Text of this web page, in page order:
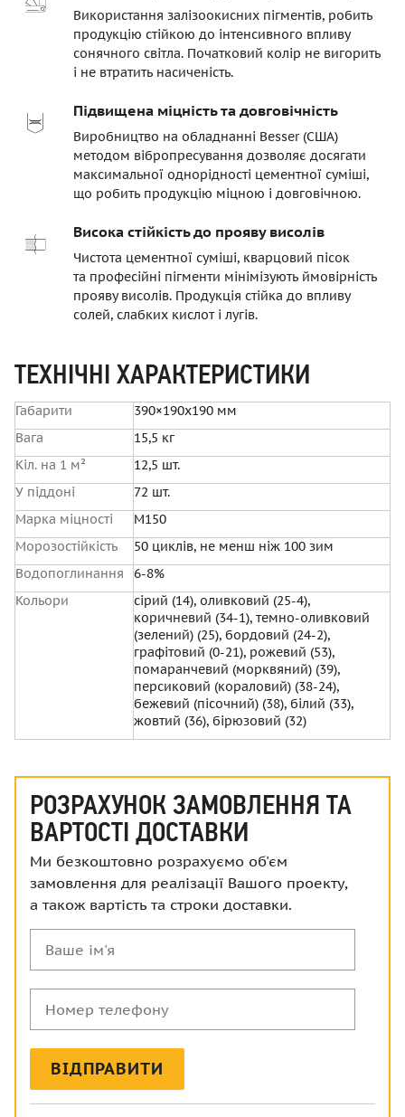
Використання залізоокисних пігментів, робить
продукцію стійкою до інтенсивного впливу
сонячного світла. Початковий колір не вигорить
і не втратить насиченість.
Підвищена міцність та довговічність
Виробництво на обладнанні Besser (США)
методом вібропресування дозволяє досягати
максимальної однорідності цементної суміші,
що робить продукцію міцною і довговічною.
Висока стійкість до прояву висолів
Чистота цементної суміші, кварцовий пісок
та професійні пігменти мінімізують ймовірність
прояву висолів. Продукція стійка до впливу
солей, слабких кислот і лугів.
ТЕХНІЧНІ ХАРАКТЕРИСТИКИ
Габарити
390×190x190 мм
Вага
15,5 кг
Кіл. на 1 м²
12,5 шт.
У піддоні
72 шт.
Марка міцності
М150
Морозостійкість
50 циклів, не менш ніж 100 зим
Водопоглинання
6-8%
Кольори
сірий (14), оливковий (25-4),
коричневий (34-1), темно-оливковий
(зелений) (25), бордовий (24-2),
графітовий (0-21), рожевий (53),
помаранчевий (морквяний) (39),
персиковий (кораловий) (38-24),
бежевий (пісочний) (38), білий (33),
жовтий (36), бірюзовий (32)
РОЗРАХУНОК ЗАМОВЛЕННЯ ТА
ВАРТОСТІ ДОСТАВКИ
Ми безкоштовно розрахуємо об'єм
замовлення для реалізації Вашого проекту,
а також вартість та строки доставки.
Ваше
ім'я
Номер
телефону
ВІДПРАВИТИ